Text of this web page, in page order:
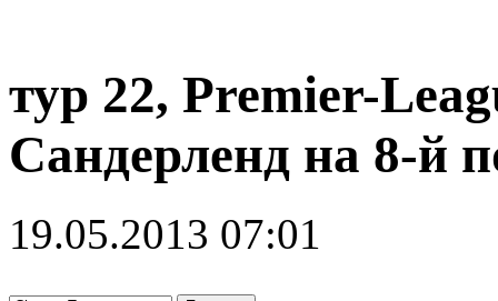
тур 22, Рremier-
Сандерленд на 8-й
19.05.2013 07:01